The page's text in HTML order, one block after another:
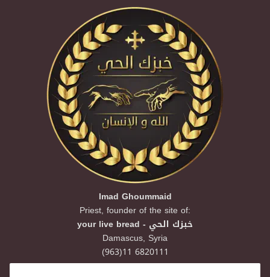
Imad Ghoummaid
Priest, founder of the site of:
your live bread - خبزك الحي
Damascus, Syria
(963)11 6820111